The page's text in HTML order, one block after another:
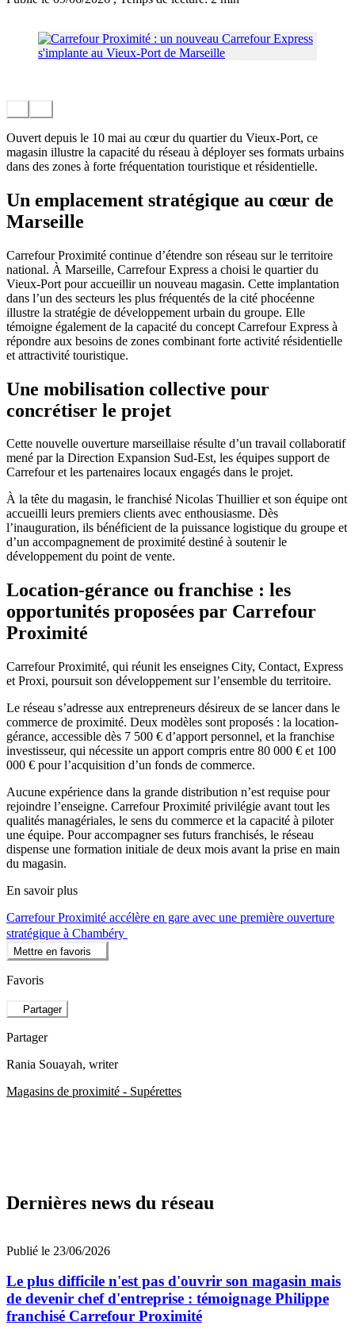
Ouvert depuis le 10 mai au cœur du quartier du Vieux-Port, ce
magasin illustre la capacité du réseau à déployer ses formats urbains
dans des zones à forte fréquentation touristique et résidentielle.
Un emplacement stratégique au cœur de
Marseille
Carrefour Proximité continue d’étendre son réseau sur le territoire
national. À Marseille, Carrefour Express a choisi le quartier du
Vieux-Port pour accueillir un nouveau magasin. Cette implantation
dans l’un des secteurs les plus fréquentés de la cité phocéenne
illustre la stratégie de développement urbain du groupe. Elle
témoigne également de la capacité du concept Carrefour Express à
répondre aux besoins de zones combinant forte activité résidentielle
et attractivité touristique.
Une mobilisation collective pour
concrétiser le projet
Cette nouvelle ouverture marseillaise résulte d’un travail collaboratif
mené par la Direction Expansion Sud-Est, les équipes support de
Carrefour et les partenaires locaux engagés dans le projet.
À la tête du magasin, le franchisé Nicolas Thuillier et son équipe ont
accueilli leurs premiers clients avec enthousiasme. Dès
l’inauguration, ils bénéficient de la puissance logistique du groupe et
d’un accompagnement de proximité destiné à soutenir le
développement du point de vente.
Location-gérance ou franchise : les
opportunités proposées par Carrefour
Proximité
Carrefour Proximité, qui réunit les enseignes City, Contact, Express
et Proxi, poursuit son développement sur l’ensemble du territoire.
Le réseau s’adresse aux entrepreneurs désireux de se lancer dans le
commerce de proximité. Deux modèles sont proposés : la location-
gérance, accessible dès 7 500 € d’apport personnel, et la franchise
investisseur, qui nécessite un apport compris entre 80 000 € et 100
000 € pour l’acquisition d’un fonds de commerce.
Aucune expérience dans la grande distribution n’est requise pour
rejoindre l’enseigne. Carrefour Proximité privilégie avant tout les
qualités managériales, le sens du commerce et la capacité à piloter
une équipe. Pour accompagner ses futurs franchisés, le réseau
dispense une formation initiale de deux mois avant la prise en main
du magasin.
En savoir plus
Carrefour Proximité accélère en gare avec une première ouverture
stratégique à Chambéry
Mettre en favoris
Favoris
Partager
Partager
Rania Souayah, writer
Magasins de proximité - Supérettes
Dernières news du réseau
Publié le 23/06/2026
Le plus difficile n'est pas d'ouvrir son magasin mais
de devenir chef d'entreprise : témoignage Philippe
franchisé Carrefour Proximité